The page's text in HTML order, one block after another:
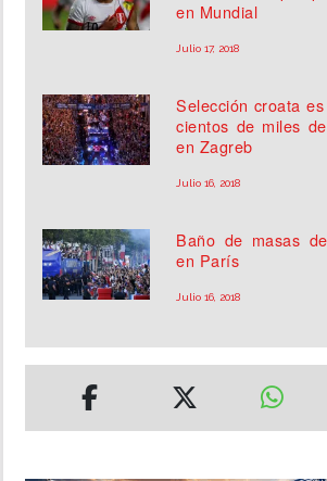
en Mundial
Julio 17, 2018
Selección croata
cientos de miles
en Zagreb
Julio 16, 2018
Baño de masas
en París
Julio 16, 2018